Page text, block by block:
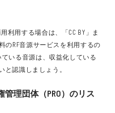
利用する場合は、「CC BY」ま
のRF音源サービスを利用するの
いる音源は、収益化している
と認識しましょう。
理団体（PRO）のリス